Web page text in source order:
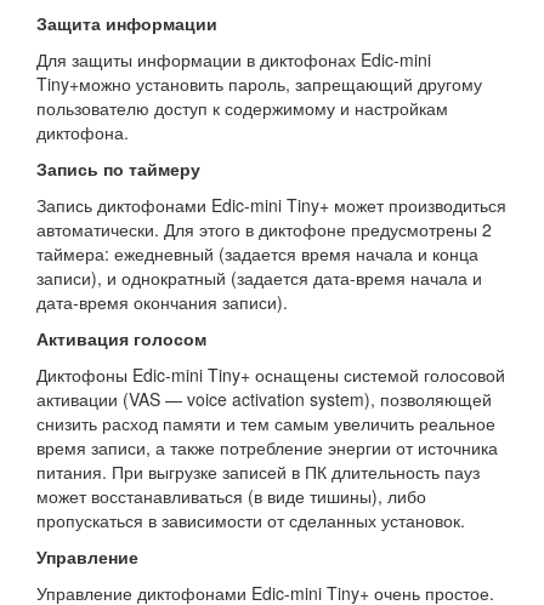
Защита информации
Для защиты информации в диктофонах Edic-mini
Tiny+можно установить пароль, запрещающий другому
пользователю доступ к содержимому и настройкам
диктофона.
Запись по таймеру
Запись диктофонами Edic-mini Tiny+ может производиться
автоматически. Для этого в диктофоне предусмотрены 2
таймера: ежедневный (задается время начала и конца
записи), и однократный (задается дата-время начала и
дата-время окончания записи).
Активация голосом
Диктофоны Edic-mini Tiny+ оснащены системой голосовой
активации (VAS — voice activation system), позволяющей
снизить расход памяти и тем самым увеличить реальное
время записи, а также потребление энергии от источника
питания. При выгрузке записей в ПК длительность пауз
может восстанавливаться (в виде тишины), либо
пропускаться в зависимости от сделанных установок.
Управление
Управление диктофонами Edic-mini Tiny+ очень простое.